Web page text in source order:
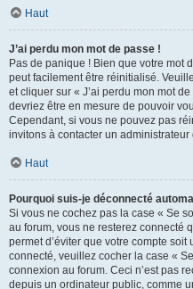
Haut
J’ai perdu mon mot de passe !
Pas de panique ! Bien que votre mot
peut facilement être réinitialisé.
et cliquer sur « J’ai perdu mon mot
devriez être en mesure de pouvoir
Cependant, si vous ne pouvez pas
invitons à contacter un administrateur
Haut
Pourquoi suis-je déconnecté
Si vous ne cochez pas la case « Se
au forum, vous ne resterez connecté
permet d’éviter que votre compte soit
connecté, veuillez cocher la case «
connexion au forum. Ceci n’est pas
depuis un ordinateur public, comme